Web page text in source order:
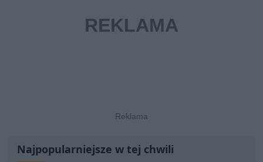
Najpopularniejsze w tej chwili